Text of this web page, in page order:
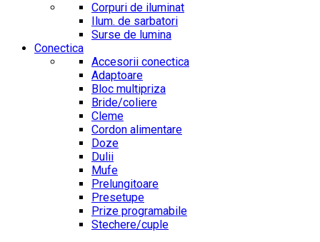
Corpuri de iluminat
Ilum. de sarbatori
Surse de lumina
Conectica
Accesorii conectica
Adaptoare
Bloc multipriza
Bride/coliere
Cleme
Cordon alimentare
Doze
Dulii
Mufe
Prelungitoare
Presetupe
Prize programabile
Stechere/cuple